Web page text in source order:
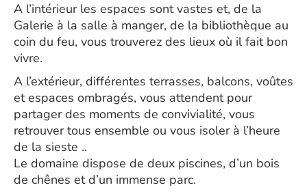
A l’intérieur les espaces sont vastes et, de la
Galerie à la salle à manger, de la bibliothèque au
coin du feu, vous trouverez des lieux où il fait bon
vivre.
A l’extérieur, différentes terrasses, balcons, voûtes
et espaces ombragés, vous attendent pour
partager des moments de convivialité, vous
retrouver tous ensemble ou vous isoler à l’heure
de la sieste ..
Le domaine dispose de deux piscines, d’un bois
de chênes et d’un immense parc.